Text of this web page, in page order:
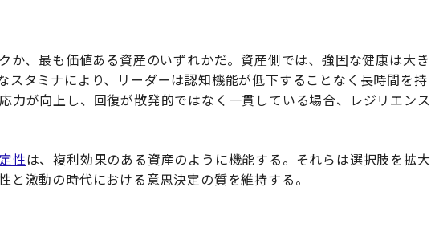
か、最も価値ある資産のいずれかだ。資産側では、強固な健康は大き
スタミナにより、リーダーは認知機能が低下することなく長時間を持
力が向上し、回復が散発的ではなく一貫している場合、レジリエンス
性は、複利効果のある資産のように機能する。それらは選択肢を拡大
と激動の時代における意思決定の質を維持する。